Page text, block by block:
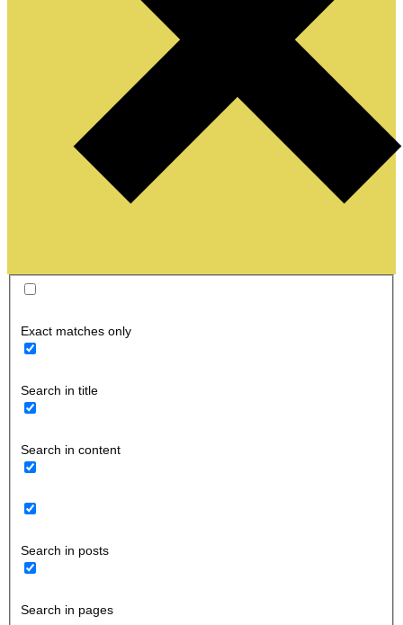
Exact matches only
Search in title
Search in content
Search in posts
Search in pages